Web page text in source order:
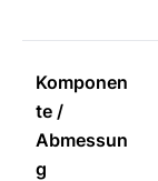
Komponen
te /
Abmessun
g